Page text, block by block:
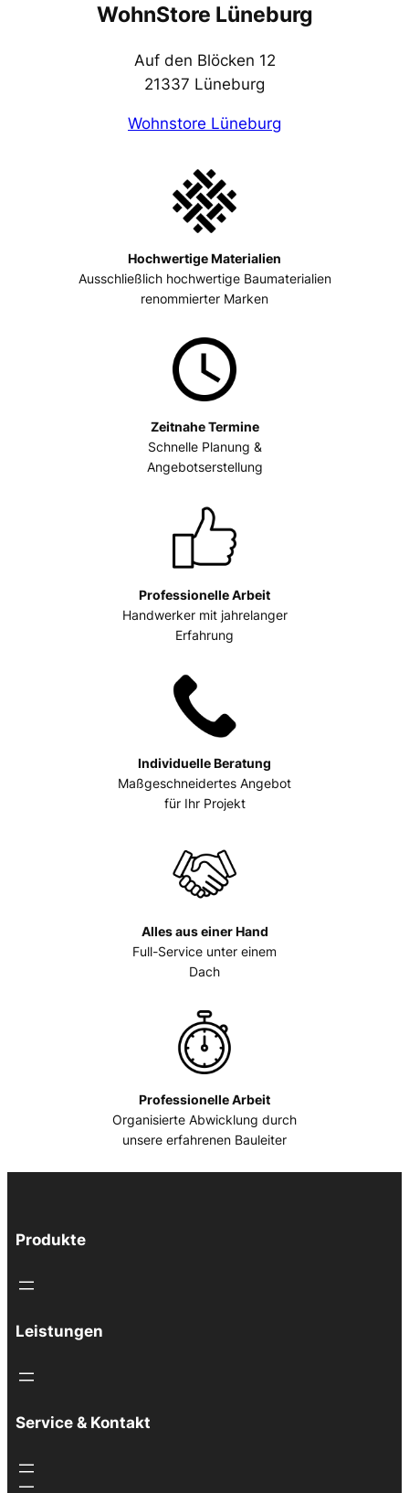
WohnStore Lüneburg
Auf den Blöcken 12
21337 Lüneburg
Wohnstore Lüneburg
Hochwertige Materialien
Ausschließlich hochwertige Baumaterialien
renommierter Marken
Zeitnahe Termine
Schnelle Planung &
Angebotserstellung
Professionelle Arbeit
Handwerker mit jahrelanger
Erfahrung
Individuelle Beratung
Maßgeschneidertes Angebot
für Ihr Projekt
Alles aus einer Hand
Full-Service unter einem
Dach
Professionelle Arbeit
Organisierte Abwicklung durch
unsere erfahrenen Bauleiter
Produkte
Leistungen
Service & Kontakt